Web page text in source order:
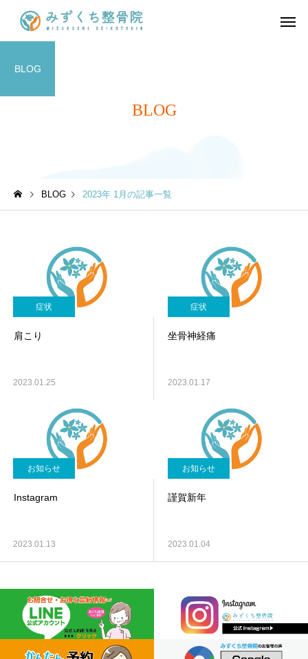
BLOG
BLOG
BLOG 2023年 1月の記事一覧
症状
肩こり
2023.01.25
症状
坐骨神経痛
2023.01.17
お知らせ
Instagram
2023.01.13
お知らせ
謹賀新年
2023.01.04